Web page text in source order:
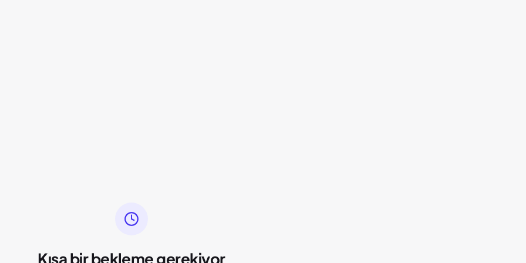
Kısa bir bekleme gerekiyor